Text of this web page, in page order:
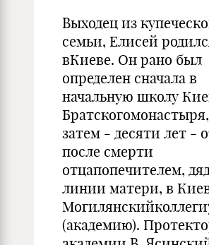
Выходец из
семьи, Елисей
вКиеве. Он рано был
определен сначала в
начальную школу
затем - десяти лет -
после смерти
отцапопечителем,
линии матери, в
(академию).